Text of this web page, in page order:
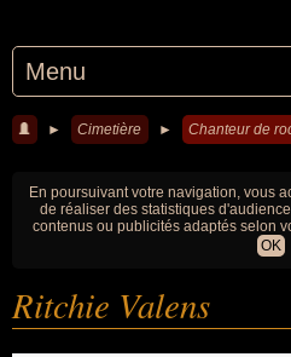
Menu
► Cimetière ► Chanteur de
En poursuivant votre navigation, vous
de réaliser des statistiques
contenus ou publicités adaptés selon
OK
Ritchie Valens